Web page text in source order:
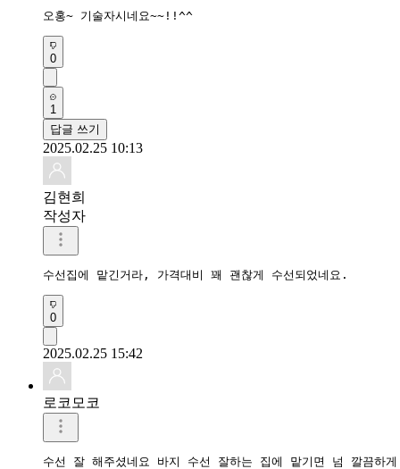
오홍~ 기술자시네요~~!!^^
0
1
답글 쓰기
2025.02.25 10:13
김현희
작성자
수선집에 맡긴거라, 가격대비 꽤 괜찮게 수선되었네요.
0
2025.02.25 15:42
로코모코
수선 잘 해주셨네요 바지 수선 잘하는 집에 맡기면 넘 깔끔